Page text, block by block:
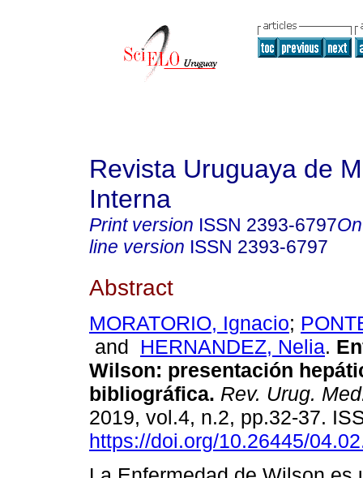
Revista Uruguaya de
Interna
Print version ISSN 2393-6797
line version ISSN 2393-6797
Abstract
MORATORIO, Ignacio;
and HERNANDEZ, Nelia.
Wilson: presentación
bibliográfica. Rev. Urug.
2019, vol.4, n.2, pp.32-37.
https://doi.org/10.26445/